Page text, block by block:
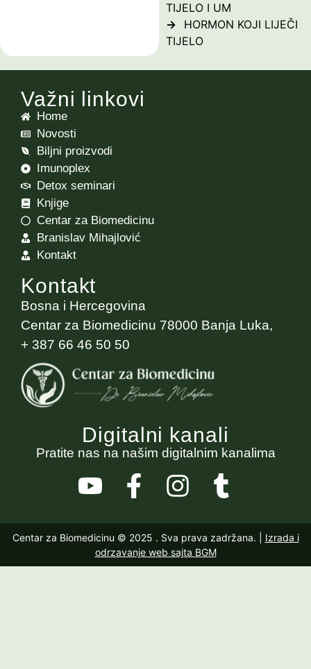
TIJELO I UM
HORMON KOJI LIJEČI
TIJELO
Važni linkovi
Home
Novosti
Biljni proizvodi
Imunoplex
Detox seminari
Knjige
Centar za Biomedicinu
Branislav Mihajlović
Kontakt
Kontakt
Bosna i Hercegovina
Centar za Biomedicinu 78000 Banja Luka,
+ 387 66 46 50 50
Digitalni kanali
Pratite nas na našim digitalnim kanalima
Centar za Biomedicinu © 2025 . Sva prava zadržana. | Izrada i
odrzavanje web sajta BGM